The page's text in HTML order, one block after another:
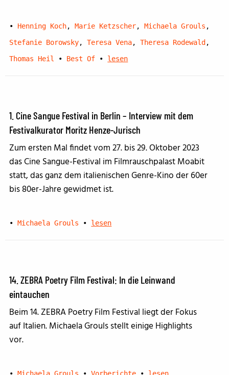
• Henning Koch,Marie Ketzscher,Michaela Grouls ,
Stefanie Borowsky,Teresa Vena,Theresa Rodewald ,
Thomas Heil
• Best Of • lesen
1. Cine Sangue Festival in Berlin – Interview mit dem
Festivalkurator Moritz Henze-Jurisch
Zum ersten Mal findet vom 27. bis 29. Oktober 2023
das Cine Sangue-Festival im Filmrauschpalast Moabit
statt, das ganz dem italienischen Genre-Kino der 60er
bis 80er-Jahre gewidmet ist.
• Michaela Grouls • lesen
14. ZEBRA Poetry Film Festival: In die Leinwand
eintauchen
Beim 14. ZEBRA Poetry Film Festival liegt der Fokus
auf Italien. Michaela Grouls stellt einige Highlights
vor.